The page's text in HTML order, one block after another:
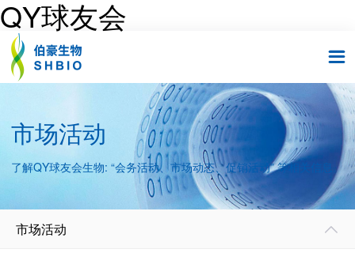
QY球友会

市场活动
了解QY球友会生物: “会务活动、市场动态、促销活动” 等相关信息。
市场活动 